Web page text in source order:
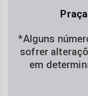
*Alguns
sofrer
em